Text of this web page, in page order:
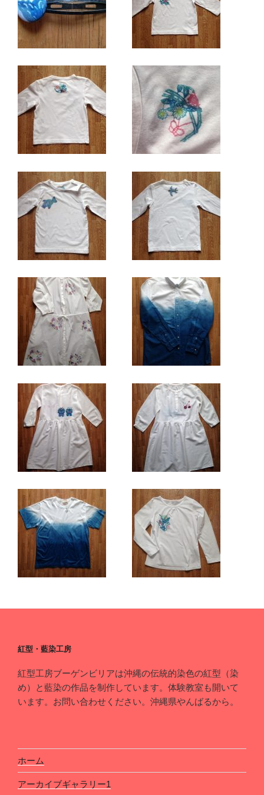
紅型・藍染工房
紅型工房ブーゲンビリアは沖縄の伝統的染色の紅型（染
め）と藍染の作品を制作しています。体験教室も開いて
います。お問い合わせください。沖縄県やんばるから。
ホーム
アーカイブギャラリー1